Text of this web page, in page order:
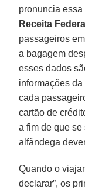
pronuncia
Receita Federal
passageiros
a bagagem
esses dados
informações
cada
cartão de
a fim de que
alfândega
Quando o
declarar”, os